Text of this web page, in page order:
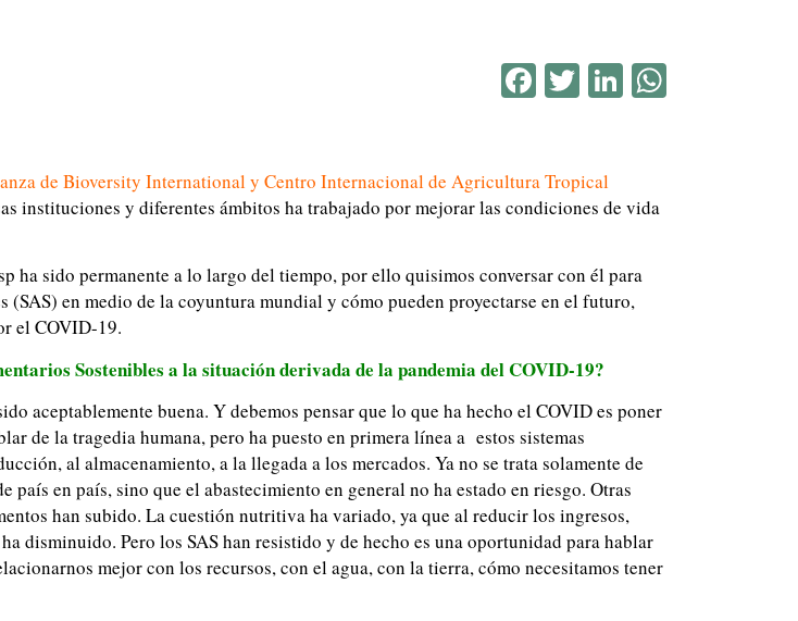
Facebook
TwitterLinkedIn
de Bioversity International y Centro Internacional de Agricultura Tropical
instituciones y diferentes ámbitos ha trabajado por mejorar las condiciones de vida
ha sido permanente a lo largo del tiempo, por ello quisimos conversar con él para
en medio de la coyuntura mundial y cómo pueden proyectarse en el futuro,
el COVID-19.
Sostenibles a la situación derivada de la pandemia del COVID-19?
aceptablemente buena. Y debemos pensar que lo que ha hecho el COVID es poner
de la tragedia humana, pero ha puesto en primera línea a estos sistemas
al almacenamiento, a la llegada a los mercados. Ya no se trata solamente de
en país, sino que el abastecimiento en general no ha estado en riesgo. Otras
han subido. La cuestión nutritiva ha variado, ya que al reducir los ingresos,
disminuido. Pero los SAS han resistido y de hecho es una oportunidad para hablar
mejor con los recursos, con el agua, con la tierra, cómo necesitamos tener